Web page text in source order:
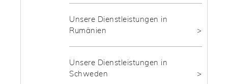
Unsere Dienstleistungen in
Rumänien
Unsere Dienstleistungen in
Schweden